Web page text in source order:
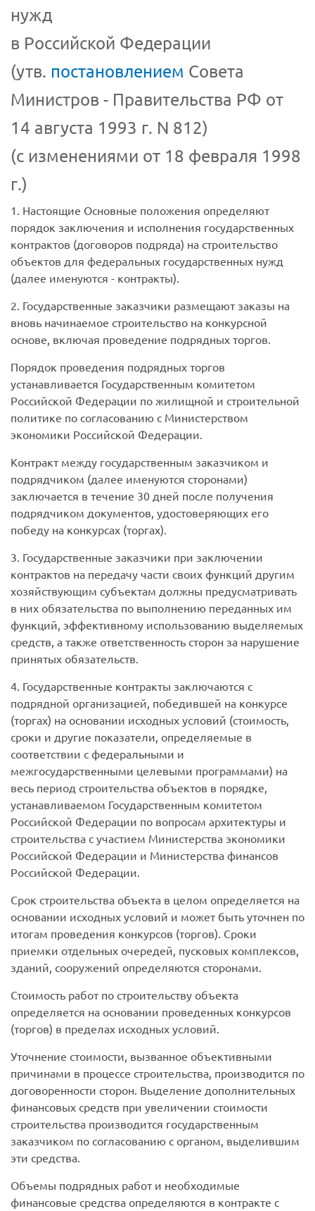
нужд
в Российской Федерации
(утв. постановлением Совета
Министров - Правительства РФ от
14 августа 1993 г. N 812)
(с изменениями от 18 февраля 1998
г.)
1. Настоящие Основные положения определяют
порядок заключения и исполнения государственных
контрактов (договоров подряда) на строительство
объектов для федеральных государственных нужд
(далее именуются - контракты).
2. Государственные заказчики размещают заказы на
вновь начинаемое строительство на конкурсной
основе, включая проведение подрядных торгов.
Порядок проведения подрядных торгов
устанавливается Государственным комитетом
Российской Федерации по жилищной и строительной
политике по согласованию с Министерством
экономики Российской Федерации.
Контракт между государственным заказчиком и
подрядчиком (далее именуются сторонами)
заключается в течение 30 дней после получения
подрядчиком документов, удостоверяющих его
победу на конкурсах (торгах).
3. Государственные заказчики при заключении
контрактов на передачу части своих функций другим
хозяйствующим субъектам должны предусматривать
в них обязательства по выполнению переданных им
функций, эффективному использованию выделяемых
средств, а также ответственность сторон за нарушение
принятых обязательств.
4. Государственные контракты заключаются с
подрядной организацией, победившей на конкурсе
(торгах) на основании исходных условий (стоимость,
сроки и другие показатели, определяемые в
соответствии с федеральными и
межгосударственными целевыми программами) на
весь период строительства объектов в порядке,
устанавливаемом Государственным комитетом
Российской Федерации по вопросам архитектуры и
строительства с участием Министерства экономики
Российской Федерации и Министерства финансов
Российской Федерации.
Срок строительства объекта в целом определяется на
основании исходных условий и может быть уточнен по
итогам проведения конкурсов (торгов). Сроки
приемки отдельных очередей, пусковых комплексов,
зданий, сооружений определяются сторонами.
Стоимость работ по строительству объекта
определяется на основании проведенных конкурсов
(торгов) в пределах исходных условий.
Уточнение стоимости, вызванное объективными
причинами в процессе строительства, производится по
договоренности сторон. Выделение дополнительных
финансовых средств при увеличении стоимости
строительства производится государственным
заказчиком по согласованию с органом, выделившим
эти средства.
Объемы подрядных работ и необходимые
финансовые средства определяются в контракте с